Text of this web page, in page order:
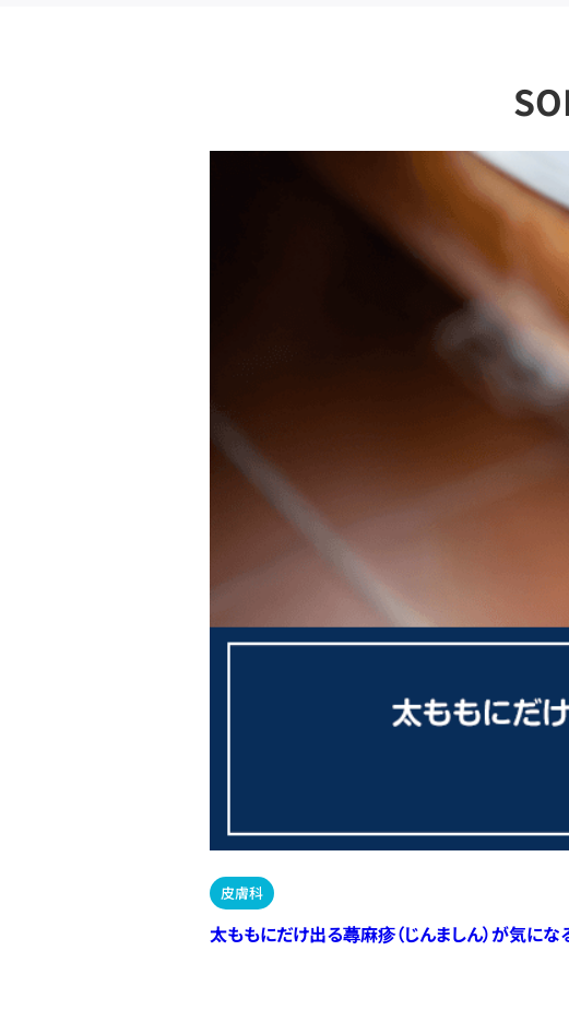
皮膚科
太ももにだけ出る蕁麻疹（じんましん）が気にな